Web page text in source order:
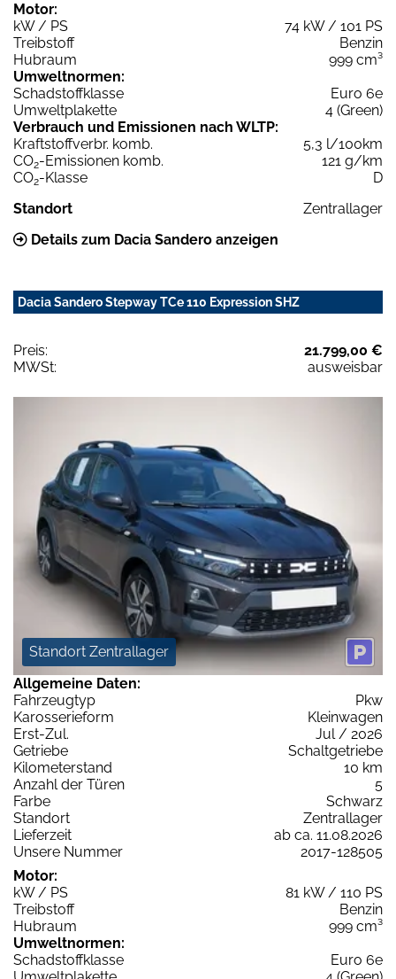
Motor:
kW / PS
74 kW / 101 PS
Treibstoff
Benzin
Hubraum
999 cm³
Umweltnormen:
Schadstoffklasse
Euro 6e
Umweltplakette
4 (Green)
Verbrauch und Emissionen nach WLTP:
Kraftstoffverbr. komb.
5,3 l/100km
CO2-Emissionen komb.
121 g/km
CO2-Klasse
D
Standort
Zentrallager
Details zum Dacia Sandero anzeigen
Dacia Sandero Stepway TCe 110 Expression SHZ
Preis:
21.799,00 €
MWSt:
ausweisbar
Standort Zentrallager
Allgemeine Daten:
Fahrzeugtyp
Pkw
Karosserieform
Kleinwagen
Erst-Zul.
Jul / 2026
Getriebe
Schaltgetriebe
Kilometerstand
10 km
Anzahl der Türen
5
Farbe
Schwarz
Standort
Zentrallager
Lieferzeit
ab ca. 11.08.2026
Unsere Nummer
2017-128505
Motor:
kW / PS
81 kW / 110 PS
Treibstoff
Benzin
Hubraum
999 cm³
Umweltnormen:
Schadstoffklasse
Euro 6e